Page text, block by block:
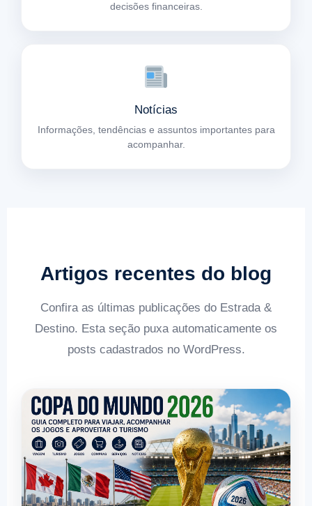
decisões financeiras.
Notícias
Informações, tendências e assuntos importantes para
acompanhar.
Artigos recentes do blog
Confira as últimas publicações do Estrada &
Destino. Esta seção puxa automaticamente os
posts cadastrados no WordPress.